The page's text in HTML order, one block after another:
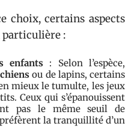
choix, certains aspects
:
enfants : Selon l’espèce,
ou de lapins, certains
mieux le tumulte, les jeux
Ceux qui s’épanouissent
pas le même seuil de
la tranquillité d’un